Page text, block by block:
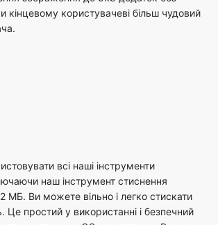
всі наші інструменти
наш інструмент стиснення
МБ. Ви можете вільно і легко стискати
також є OS-агностиком. Вам не
або входити в систему, щоб
стиснення зображення до 5kb.
зображення до 5kb стільки разів,